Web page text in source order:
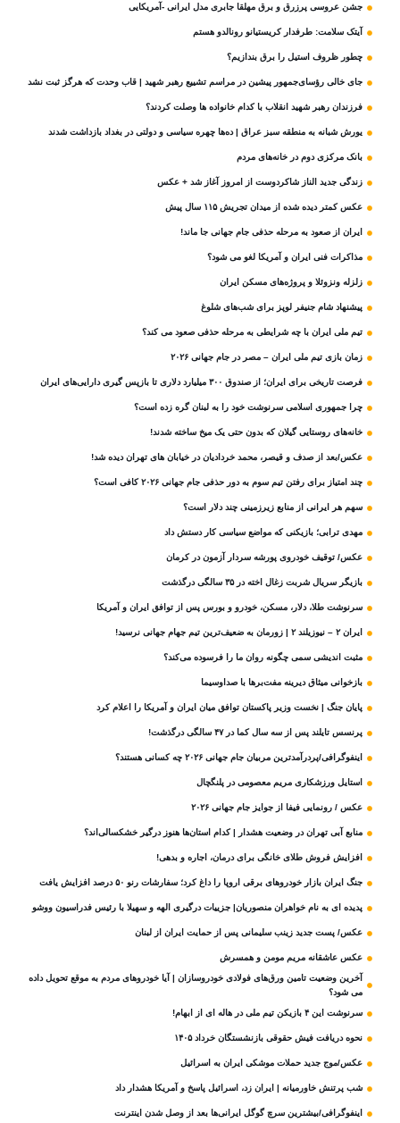
جشن عروسی پرزرق و برق مهلقا جابری مدل ایرانی -آمریکایی
آیتک سلامت: طرفدار کریستیانو رونالدو هستم
چطور ظروف استیل را برق بندازیم؟
جای خالی رؤسای‌جمهور پیشین در مراسم تشییع رهبر شهید | قاب وحدت که هرگز ثبت نشد
فرزندان رهبر شهید انقلاب با کدام خانواده ها وصلت کردند؟
یورش شبانه به منطقه سبز عراق | ده‌ها چهره سیاسی و دولتی در بغداد بازداشت شدند
بانک مرکزی دوم در خانه‌های مردم
زندگی جدید الناز شاکردوست از امروز آغاز شد + عکس
عکس کمتر دیده شده از میدان تجریش ۱۱۵ سال پیش
ایران از صعود به مرحله حذفی جام جهانی جا ماند!
مذاکرات فنی ایران و آمریکا لغو می شود؟
زلزله ونزوئلا و پروژه‌های مسکن ایران
پیشنهاد شام جنیفر لوپز برای شب‌های شلوغ
تیم ملی ایران با چه شرایطی به مرحله حذفی صعود می کند؟
زمان بازی تیم ملی ایران – مصر در جام جهانی ۲۰۲۶
فرصت تاریخی برای ایران؛ از صندوق ۳۰۰ میلیارد دلاری تا بازپس گیری دارایی‌های ایران
چرا جمهوری اسلامی سرنوشت خود را به لبنان گره زده است؟
خانه‌های روستایی گیلان که بدون حتی یک میخ ساخته شدند!
عکس/بعد از صدف و قیصر، محمد خردادیان در خیابان های تهران دیده شد!
چند امتیاز برای رفتن تیم سوم به دور حذفی جام جهانی ۲۰۲۶ کافی است؟
سهم هر ایرانی از منابع زیرزمینی چند دلار است؟
مهدی ترابی؛ بازیکنی که مواضع سیاسی‌ کار دستش داد
عکس/ توقیف خودروی پورشه سردار آزمون در کرمان
بازیگر سریال شربت زغال‌ اخته در ۳۵ سالگی درگذشت
سرنوشت طلا، دلار، مسکن، خودرو و بورس پس از توافق ایران و آمریکا
ایران ۲ – نیوزیلند ۲ | زورمان به ضعیف‌ترین تیم جهام جهانی نرسید!
مثبت‌ اندیشی سمی چگونه روان ما را فرسوده می‌کند؟
بازخوانی میثاق دیرینه مفت‌برها با صداوسیما
پایان جنگ | نخست وزیر پاکستان توافق میان ایران و آمریکا را اعلام کرد
پرنسس تایلند پس از سه سال کما در ۴۷ سالگی درگذشت!
اینفوگرافی/پردرآمدترین مربیان جام جهانی ۲۰۲۶ چه کسانی هستند؟
استایل ورزشکاری مریم معصومی در پلنگچال
عکس / رونمایی فیفا از جوایز جام جهانی ۲۰۲۶
منابع آبی تهران در وضعیت هشدار | کدام استان‌ها هنوز درگیر خشکسالی‌اند؟
افزایش فروش طلای خانگی برای درمان، اجاره و بدهی!
جنگ ایران بازار خودروهای برقی اروپا را داغ کرد؛ سفارشات رنو ۵۰ درصد افزایش یافت
پدیده ای به نام خواهران منصوریان| جزییات درگیری الهه و سهیلا با رئیس فدراسیون ووشو
عکس/ پست جدید زینب سلیمانی پس از حمایت ایران از لبنان
عکس عاشقانه مریم مومن و همسرش
آخرین وضعیت تامین ورق‌های فولادی خودروسازان | آیا خودروهای مردم به موقع تحویل داده
می شود؟
سرنوشت این ۴ بازیکن تیم ملی در هاله ای از ابهام!
نحوه دریافت فیش حقوقی بازنشستگان خرداد ۱۴۰۵
عکس/موج جدید حملات موشکی ایران به اسرائیل
شب پرتنش خاورمیانه | ایران زد، اسرائیل پاسخ و آمریکا هشدار داد
اینفوگرافی/بیشترین سرچ گوگل ایرانی‌ها بعد از وصل شدن اینترنت